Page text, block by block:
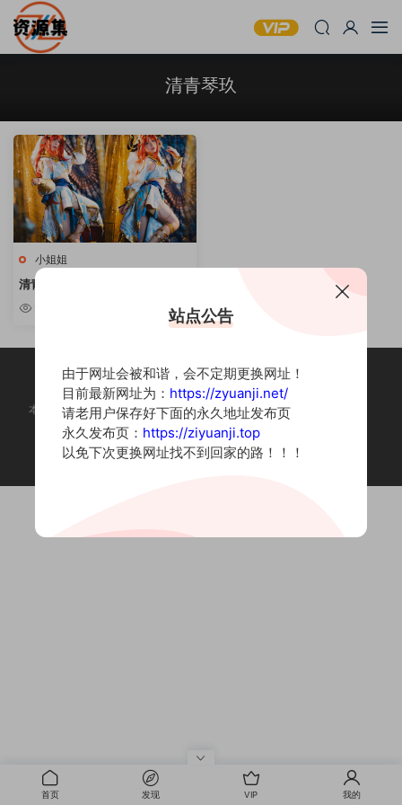
清青琴玖
小姐姐
清青琴玖 – 写真美图资源合集 [持
续更新]
本站为摄影写真图片网站，内容来自网络收集整理，仅作个人学习使用。
如有违法内容请联系删除
Copyright © 2022 资源集
首页 发现 VIP 我的
站点公告
由于网址会被和谐，会不定期更换网址！
目前最新网址为： https://zyuanji.net/
请老用户保存好下面的永久地址发布页
永久发布页： https://ziyuanji.top
以免下次更换网址找不到回家的路！！！